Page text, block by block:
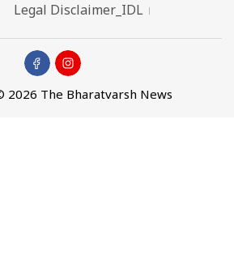
Legal Disclaimer_IDL
2026 The Bharatvarsh News